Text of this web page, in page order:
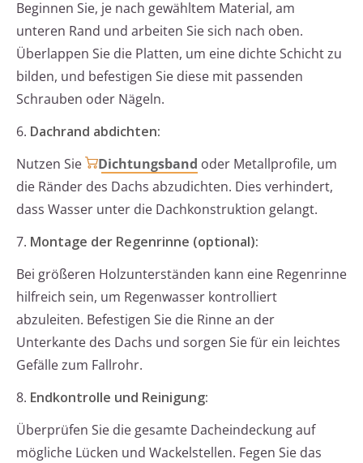
Beginnen Sie, je nach gewähltem Material, am
unteren Rand und arbeiten Sie sich nach oben.
Überlappen Sie die Platten, um eine dichte Schicht zu
bilden, und befestigen Sie diese mit passenden
Schrauben oder Nägeln.
6. Dachrand abdichten:
Nutzen Sie
Dichtungsband oder Metallprofile, um
die Ränder des Dachs abzudichten. Dies verhindert,
dass Wasser unter die Dachkonstruktion gelangt.
7. Montage der Regenrinne (optional):
Bei größeren Holzunterständen kann eine Regenrinne
hilfreich sein, um Regenwasser kontrolliert
abzuleiten. Befestigen Sie die Rinne an der
Unterkante des Dachs und sorgen Sie für ein leichtes
Gefälle zum Fallrohr.
8. Endkontrolle und Reinigung:
Überprüfen Sie die gesamte Dacheindeckung auf
mögliche Lücken und Wackelstellen. Fegen Sie das